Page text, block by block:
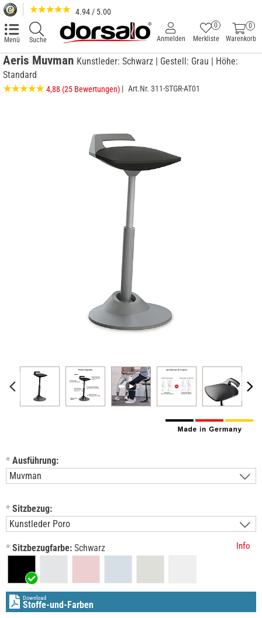
4.94 / 5.00
Menü Suche
0
Warenkorb
Merkliste
0
Anmelden
Aeris Muvman Kunstleder: Schwarz | Gestell: Grau | Höhe:
Standard
4,88 (25 Bewertungen) | Art.Nr. 311-STGR-AT01
* Ausführung:
* Sitzbezug:
* Sitzbezugfarbe: Schwarz Info
Download
Stoffe-und-Farben